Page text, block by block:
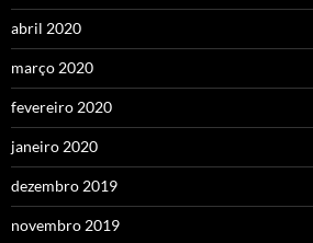
abril 2020
março 2020
fevereiro 2020
janeiro 2020
dezembro 2019
novembro 2019